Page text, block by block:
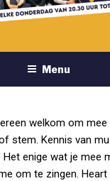
HEIDE
Menu
welkom om mee
stem. Kennis van
enige wat je mee
om te zingen. Heart